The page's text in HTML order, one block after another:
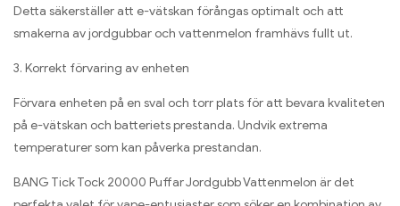
Detta säkerställer att e-vätskan förångas optimalt och att
smakerna av jordgubbar och vattenmelon framhävs fullt ut.
3. Korrekt förvaring av enheten
Förvara enheten på en sval och torr plats för att bevara kvaliteten
på e-vätskan och batteriets prestanda. Undvik extrema
temperaturer som kan påverka prestandan.
BANG Tick Tock 20000 Puffar Jordgubb Vattenmelon är det